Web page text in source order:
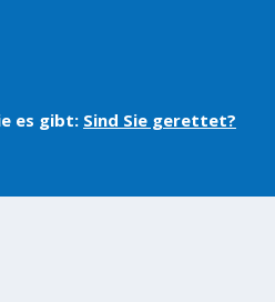
es gibt: Sind Sie gerettet?